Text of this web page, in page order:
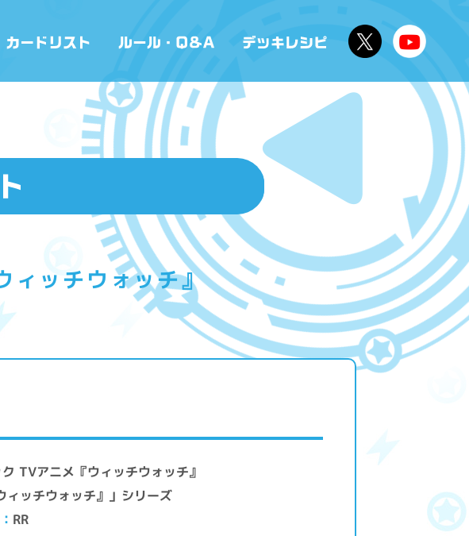
ィッチウォッチ』
TVアニメ『ウィッチウォッチ』
ィッチウォッチ』」シリーズ
RR